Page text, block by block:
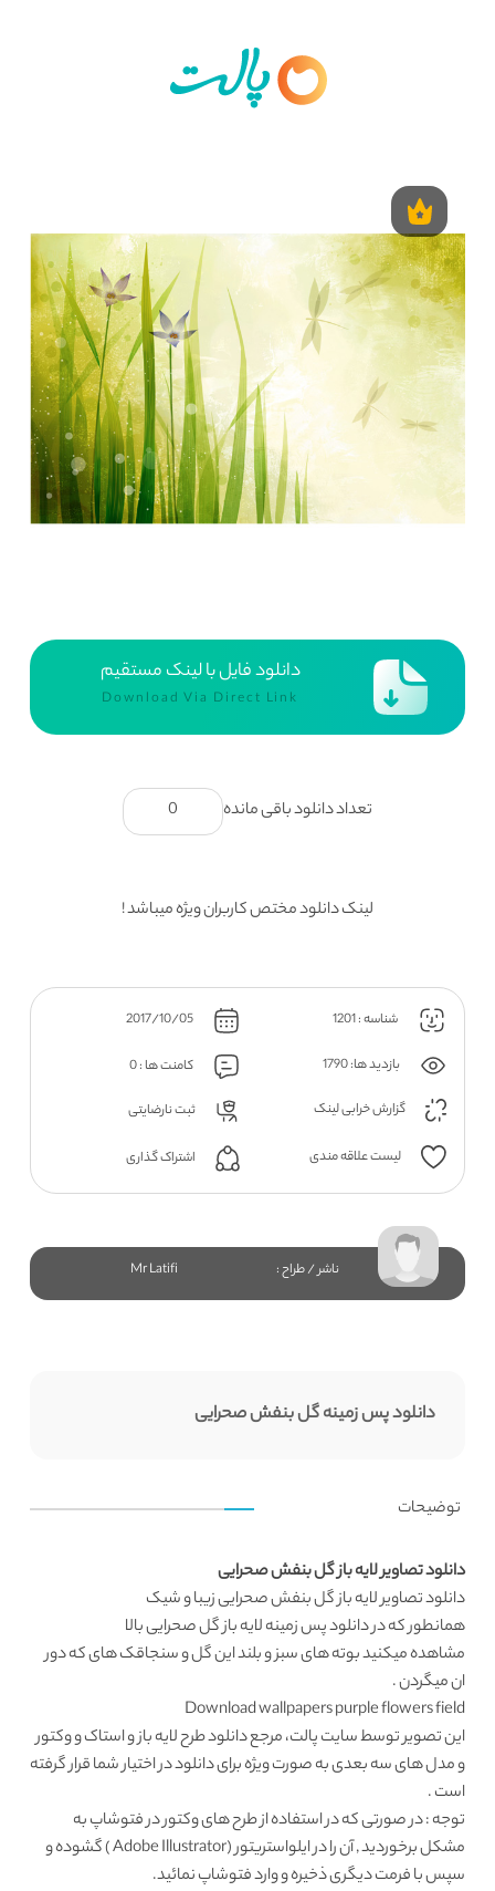
دانلود فایل با لینک مستقیم
Download Via Direct Link
تعداد دانلود باقی مانده 0
لینک دانلود مختص کاربران ویژه میباشد !
شناسه : 1201 2017/10/05
بازدید ها: 1790
کامنت ها : 0
گزارش خرابی لینک
ثبت نارضایتی
لیست علاقه مندی اشتراک گذاری
ناشر / طراح : Mr Latifi
دانلود پس زمینه گل بنفش صحرایی
توضیحات
دانلود تصاویر لایه باز گل بنفش صحرایی
دانلود تصاویر لایه بازگل بنفش صحرایی زیبا و شیک
همانطور که دردانلود پس زمینه لایه بازگل صحرایی بالا
مشاهده میکنید بوته های سبز و بلند این گل و سنجاقک های که دور
ان میگردن .
Download wallpapers purple flowers field
این تصویر توسط سایت پالت، مرجعدانلود طرح لایه بازو استاک و وکتور
و مدل های سه بعدی به صورت ویژه برای دانلود در اختیار شما قرار گرفته
است .
توجه : در صورتی که در استفاده از طرح های وکتور در فتوشاپ به
مشکل برخوردید , آن را در ایلواستریتور (Adobe Illustrator ) گشوده و
سپس با فرمت دیگری ذخیره و وارد فتوشاپ نمائید.